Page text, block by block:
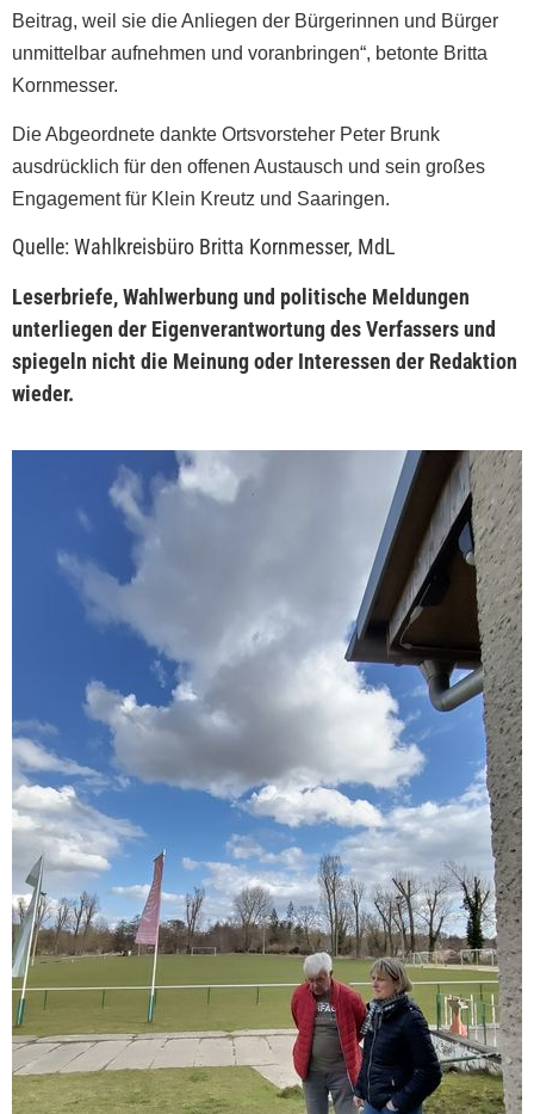
Beitrag, weil sie die Anliegen der Bürgerinnen und Bürger
unmittelbar aufnehmen und voranbringen“, betonte Britta
Kornmesser.
Die Abgeordnete dankte Ortsvorsteher Peter Brunk
ausdrücklich für den offenen Austausch und sein großes
Engagement für Klein Kreutz und Saaringen.
Quelle: Wahlkreisbüro Britta Kornmesser, MdL
Leserbriefe, Wahlwerbung und politische Meldungen
unterliegen der Eigenverantwortung des Verfassers und
spiegeln nicht die Meinung oder Interessen der Redaktion
wieder.